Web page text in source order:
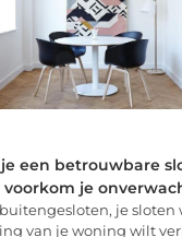
een betrouwbare
voorkom je
je sloten
van je woning wilt